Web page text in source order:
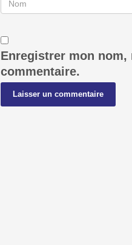
Enregistrer mon
commentaire.